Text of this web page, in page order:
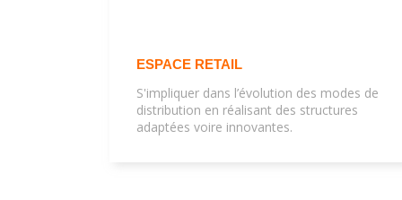
ESPACE RETAIL
S'impliquer dans l’évolution des modes de
distribution en réalisant des structures
adaptées voire innovantes.